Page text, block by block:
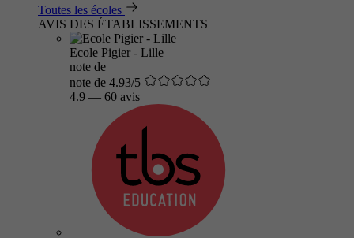
Toutes les écoles
AVIS DES ÉTABLISSEMENTS
Ecole Pigier - Lille
note de
note de 4.93/5
4.9 — 60 avis